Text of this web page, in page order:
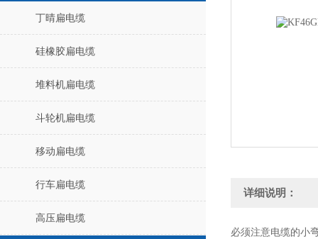
丁晴扁电缆
硅橡胶扁电缆
堆料机扁电缆
斗轮机扁电缆
移动扁电缆
行车扁电缆
高压扁电缆
详细说明：
必须注意电缆的小